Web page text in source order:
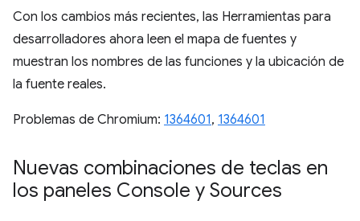
Con los cambios más recientes, las Herramientas para
desarrolladores ahora leen el mapa de fuentes y
muestran los nombres de las funciones y la ubicación de
la fuente reales.
Problemas de Chromium: 1364601, 1364601
Nuevas combinaciones de teclas en
los paneles Console y Sources